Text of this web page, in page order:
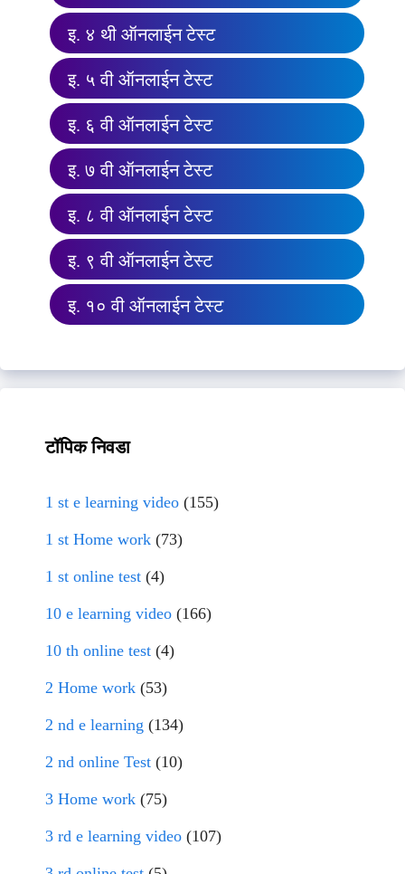
इ. ४ थी ऑनलाईन टेस्ट
इ. ५ वी ऑनलाईन टेस्ट
इ. ६ वी ऑनलाईन टेस्ट
इ. ७ वी ऑनलाईन टेस्ट
इ. ८ वी ऑनलाईन टेस्ट
इ. ९ वी ऑनलाईन टेस्ट
इ. १० वी ऑनलाईन टेस्ट
टॉपिक निवडा
1 st e learning video (155)
1 st Home work (73)
1 st online test (4)
10 e learning video (166)
10 th online test (4)
2 Home work (53)
2 nd e learning (134)
2 nd online Test (10)
3 Home work (75)
3 rd e learning video (107)